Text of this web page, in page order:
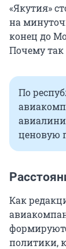
«Якутия»
на
конец до
Почему так
По
ценовую
Как
политики,